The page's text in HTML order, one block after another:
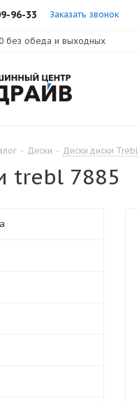
96-33 Заказать звонок
без обеда и выходных
- Диски - Диски диски Trebl
trebl 7885